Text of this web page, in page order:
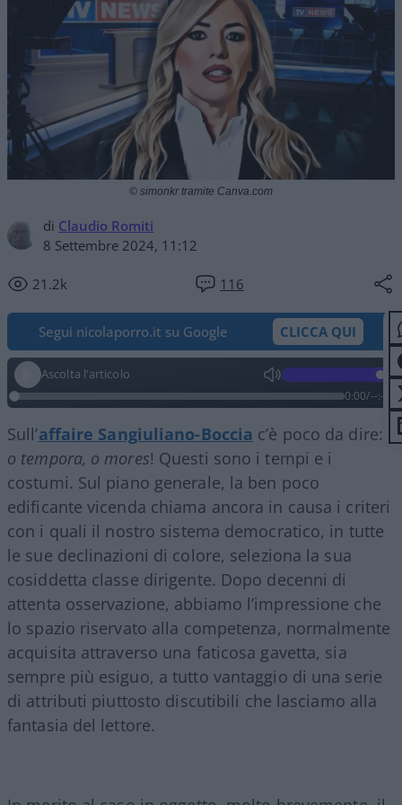
di Claudio Romiti
8 Settembre 2024, 11:12
21.2k 116
© simonkr tramite Canva.com
Segui nicolaporro.it su Google CLICCA QUI
Ascolta l'articolo
0:00/--:--
Sull’affaire Sangiuliano-Boccia c’è poco da dire:
o tempora, o mores! Questi sono i tempi e i
costumi. Sul piano generale, la ben poco
edificante vicenda chiama ancora in causa i criteri
con i quali il nostro sistema democratico, in tutte
le sue declinazioni di colore, seleziona la sua
cosiddetta classe dirigente. Dopo decenni di
attenta osservazione, abbiamo l’impressione che
lo spazio riservato alla competenza, normalmente
acquisita attraverso una faticosa gavetta, sia
sempre più esiguo, a tutto vantaggio di una serie
di attributi piuttosto discutibili che lasciamo alla
fantasia del lettore.